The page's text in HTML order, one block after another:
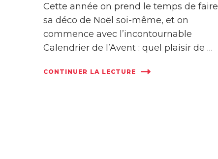
Cette année on prend le temps de faire
sa déco de Noël soi-même, et on
commence avec l’incontournable
Calendrier de l’Avent : quel plaisir de …
CONTINUER LA LECTURE